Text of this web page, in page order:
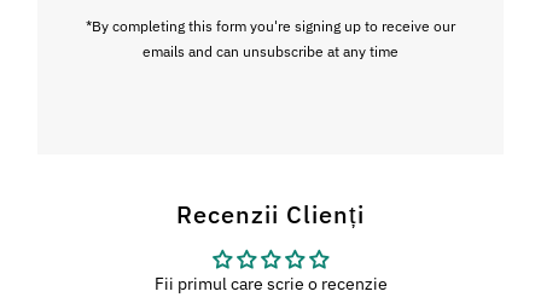
*By completing this form you're signing up to receive our
emails and can unsubscribe at any time
Recenzii Clienți
Fii primul care scrie o recenzie